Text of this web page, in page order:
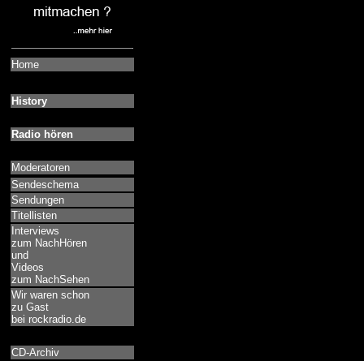
Home
History
Radio hören
Moderatoren
Sendeschema
Sendungen
Titellisten
Interviews
zum NachHören
und
Videos
zum NachSehen
Wir waren schon
zu Gast
bei rockradio.de
CD-Archiv